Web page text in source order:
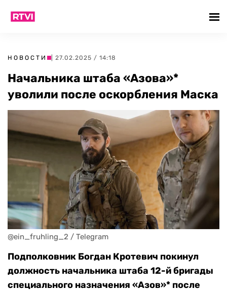
НОВОСТИ | 27.02.2025 / 14:18
Начальника штаба «Азова»*
уволили после оскорбления Маска
@ein_fruhling_2 / Telegram
Подполковник Богдан Кротевич покинул
должность начальника штаба 12-й бригады
специального назначения «Азов»* после